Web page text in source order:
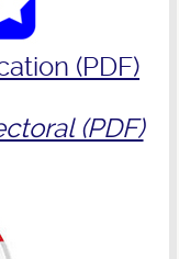
(PDF)
(PDF)